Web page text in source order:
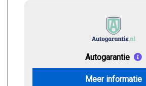
Autogarantie
Meer informatie